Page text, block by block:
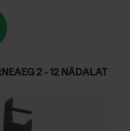
2 - 12 NÄDALAT